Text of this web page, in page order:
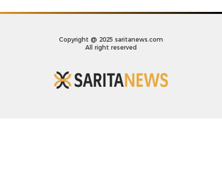
Copyright @ 2025 saritanews.com
All right reserved